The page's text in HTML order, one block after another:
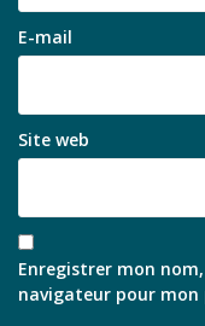
E-mail
Site web
Enregistrer mon
navigateur pour